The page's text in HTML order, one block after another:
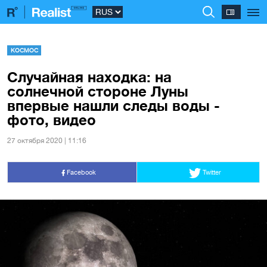
КОСМОС
Случайная находка: на
солнечной стороне Луны
впервые нашли следы воды -
фото, видео
27 октября 2020 | 11:16
Facebook Twitter